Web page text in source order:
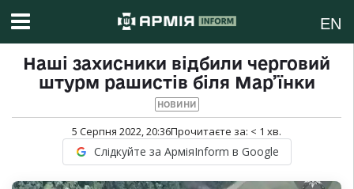
EN
Наші захисники відбили черговий
штурм рашистів біля Мар’їнки
НОВИНИ
5 Серпня 2022, 20:36Прочитаєте за: < 1 хв.
Слідкуйте за АрміяInform в Google